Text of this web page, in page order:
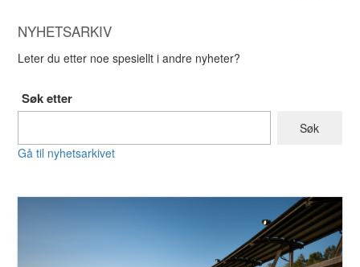
NYHETSARKIV
Leter du etter noe spesiellt i andre nyheter?
Søk etter
Gå til nyhetsarkivet